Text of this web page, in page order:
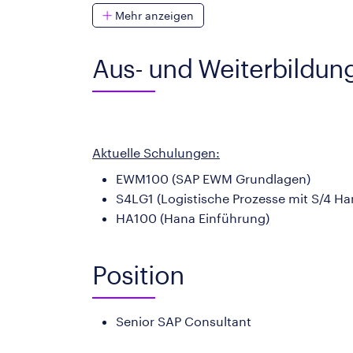
Mehr anzeigen
Aus- und
Aktuelle Schulungen:
EWM100 (SAP EWM Grundlagen)
S4LG1 (Logistische Prozesse mit S/4
HA100 (Hana Einführung)
Position
Senior SAP Consultant